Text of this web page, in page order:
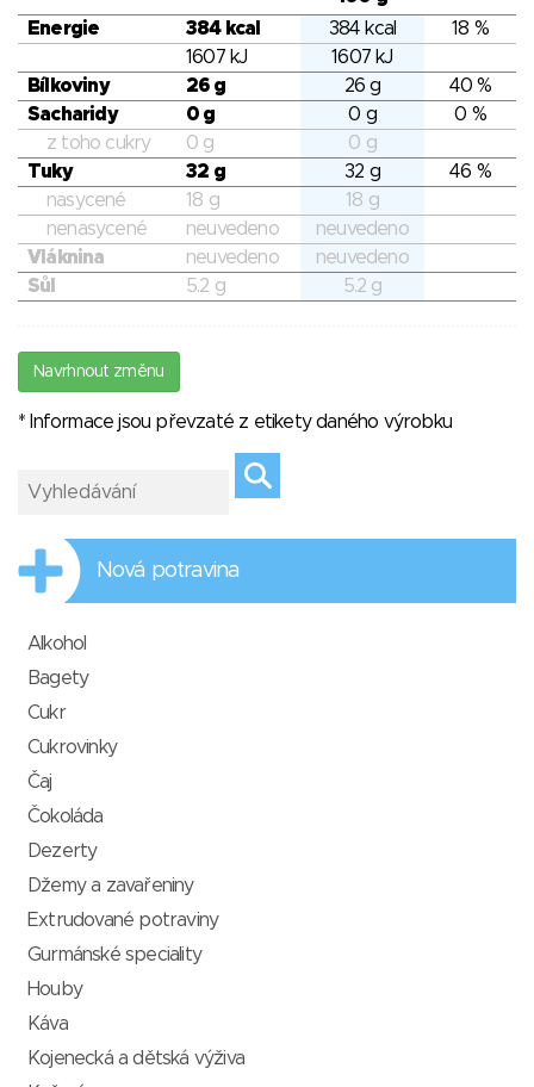
Energie 384 kcal 384 kcal
18 %
1607 kJ
1607 kJ
Bílkoviny
26 g 26 g
40 %
Sacharidy
0 g 0 g
0 %
z toho cukry
0 g
0 g
Tuky
32 g 32 g
46 %
nasycené
18 g
18 g
nenasycené
neuvedeno
neuvedeno
Vláknina
neuvedeno
neuvedeno
Sůl
5.2 g 5.2 g
Navrhnout změnu
* Informace jsou převzaté z etikety daného výrobku
Nová potravina
Alkohol
Bagety
Cukr
Cukrovinky
Čaj
Čokoláda
Dezerty
Džemy a zavařeniny
Extrudované potraviny
Gurmánské speciality
Houby
Káva
Kojenecká a dětská výživa